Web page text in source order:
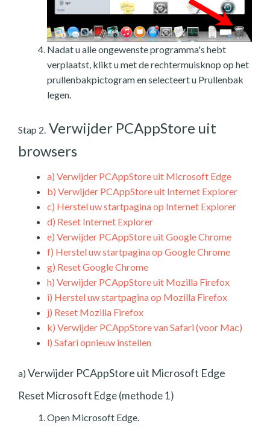
Nadat u alle ongewenste programma's hebt
verplaatst, klikt u met de rechtermuisknop op het
prullenbakpictogram en selecteert u Prullenbak
legen.
Stap 2. Verwijder PCAppStore uit
browsers
a) Verwijder PCAppStore uit Microsoft Edge
b) Verwijder PCAppStore uit Internet Explorer
c) Herstel uw startpagina op Internet Explorer
d) Reset Internet Explorer
e) Verwijder PCAppStore uit Google Chrome
f) Herstel uw startpagina op Google Chrome
g) Reset Google Chrome
h) Verwijder PCAppStore uit Mozilla Firefox
i) Herstel uw startpagina op Mozilla Firefox
j) Reset Mozilla Firefox
k) Verwijder PCAppStore van Safari (voor Mac)
l) Safari opnieuw instellen
a) Verwijder PCAppStore uit Microsoft Edge
Reset Microsoft Edge (methode 1)
Open Microsoft Edge.